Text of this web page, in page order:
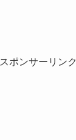
スポンサーリンク